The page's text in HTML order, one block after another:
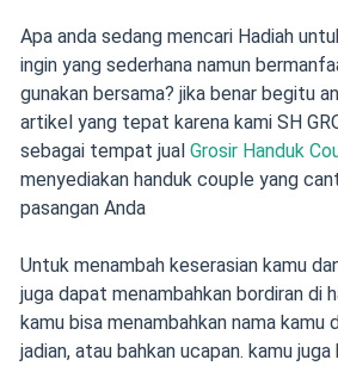
Apa anda sedang mencari Hadiah
ingin yang sederhana namun
gunakan bersama? jika benar begitu
artikel yang tepat karena kami SH
sebagai tempat jual Grosir Handuk
menyediakan handuk couple yang
pasangan Anda
Untuk menambah keserasian kamu
juga dapat menambahkan bordiran di
kamu bisa menambahkan nama kamu
jadian, atau bahkan ucapan. kamu